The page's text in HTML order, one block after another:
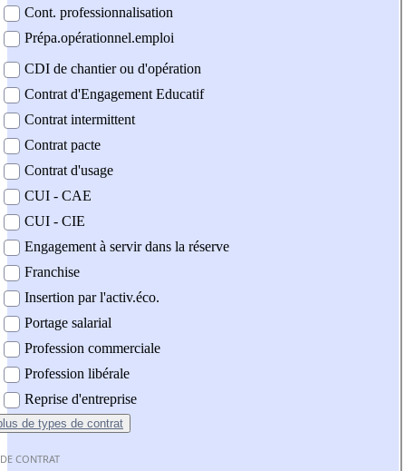
Cont. professionnalisation
Prépa.opérationnel.emploi
CDI de chantier ou d'opération
Contrat d'Engagement Educatif
Contrat intermittent
Contrat pacte
Contrat d'usage
CUI - CAE
CUI - CIE
Engagement à servir dans la réserve
Franchise
Insertion par l'activ.éco.
Portage salarial
Profession commerciale
Profession libérale
Reprise d'entreprise
de types de contrat
CONTRAT